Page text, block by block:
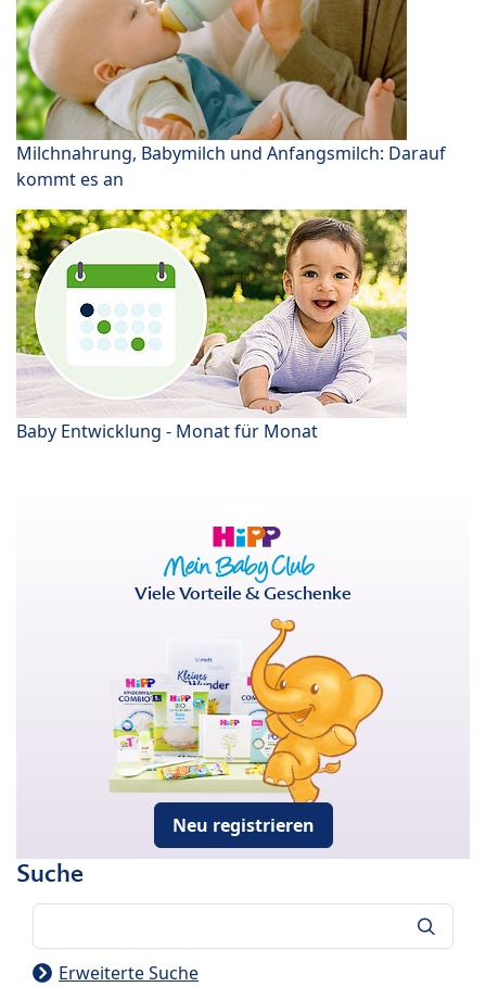
Milchnahrung, Babymilch und Anfangsmilch: Darauf
kommt es an
Baby Entwicklung - Monat für Monat
Viele Vorteile & Geschenke
Neu registrieren
Suche
Erweiterte Suche